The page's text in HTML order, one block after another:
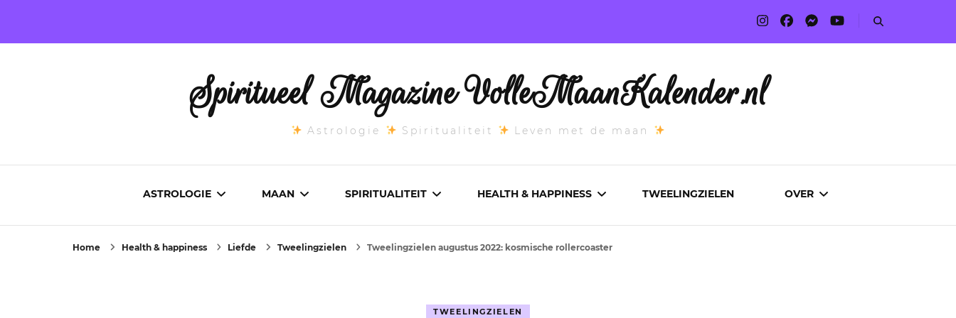
Spiritueel Magazine VolleMaanKalender.nl
Astrologie Spiritualiteit Leven met de maan
ASTROLOGIE MAAN SPIRITUALITEIT HEALTH & HAPPINESS TWEELINGZIELEN OVER
Home Health & happiness Liefde Tweelingzielen Tweelingzielen augustus 2022: kosmische rollercoaster
TWEELINGZIELEN